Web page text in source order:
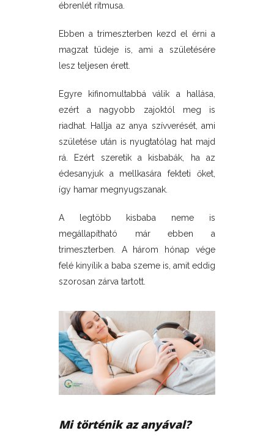
ébrenlét ritmusa.
Ebben a trimeszterben kezd el érni a
magzat tüdeje is, ami a születésére
lesz teljesen érett.
Egyre kifinomultabbá válik a hallása,
ezért a nagyobb zajoktól meg is
riadhat. Hallja az anya szívverését, ami
születése után is nyugtatólag hat majd
rá. Ezért szeretik a kisbabák, ha az
édesanyjuk a mellkasára fekteti őket,
így hamar megnyugszanak.
A legtöbb kisbaba neme is
megállapítható már ebben a
trimeszterben. A három hónap vége
felé kinyílik a baba szeme is, amit eddig
szorosan zárva tartott.
Mi történik az anyával?